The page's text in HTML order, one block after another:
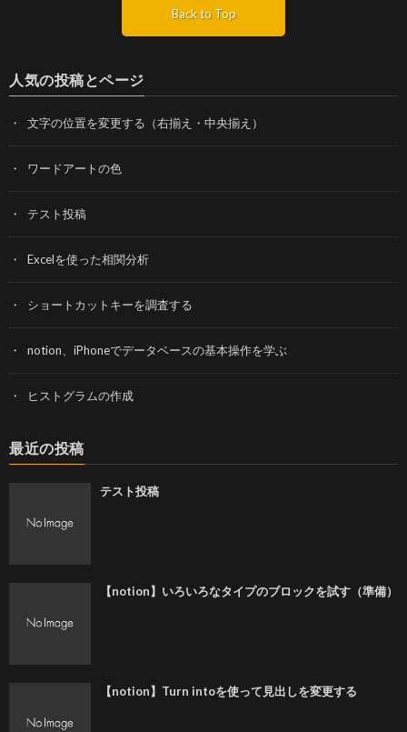
Back to Top
人気の投稿とページ
文字の位置を変更する（右揃え・中央揃え）
ワードアートの色
テスト投稿
Excelを使った相関分析
ショートカットキーを調査する
notion、iPhoneでデータベースの基本操作を学ぶ
ヒストグラムの作成
最近の投稿
テスト投稿
【notion】いろいろなタイプのブロックを試す（準備）
【notion】Turn intoを使って見出しを変更する